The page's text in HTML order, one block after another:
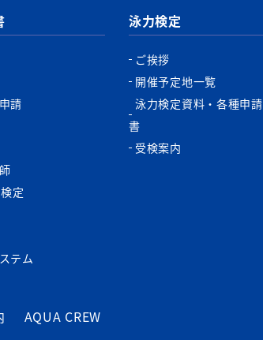
請
定
テム
泳力検定
ご挨拶
開催予定地一覧
泳力検定資料・各種申請
書
受検案内
AQUA CREW